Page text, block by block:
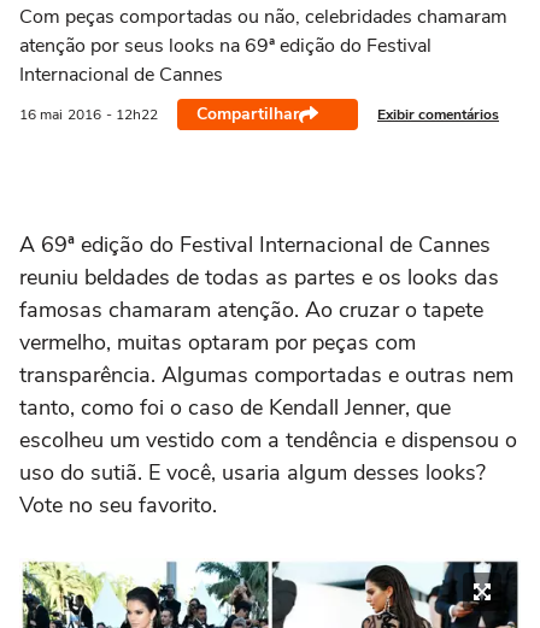
Com peças comportadas ou não, celebridades chamaram
atenção por seus looks na 69ª edição do Festival
Internacional de Cannes
16 mai 2016 - 12h22 Compartilhar Exibir comentários
A 69ª edição do Festival Internacional de Cannes
reuniu beldades de todas as partes e os looks das
famosas chamaram atenção. Ao cruzar o tapete
vermelho, muitas optaram por peças com
transparência. Algumas comportadas e outras nem
tanto, como foi o caso de Kendall Jenner, que
escolheu um vestido com a tendência e dispensou o
uso do sutiã. E você, usaria algum desses looks?
Vote no seu favorito.